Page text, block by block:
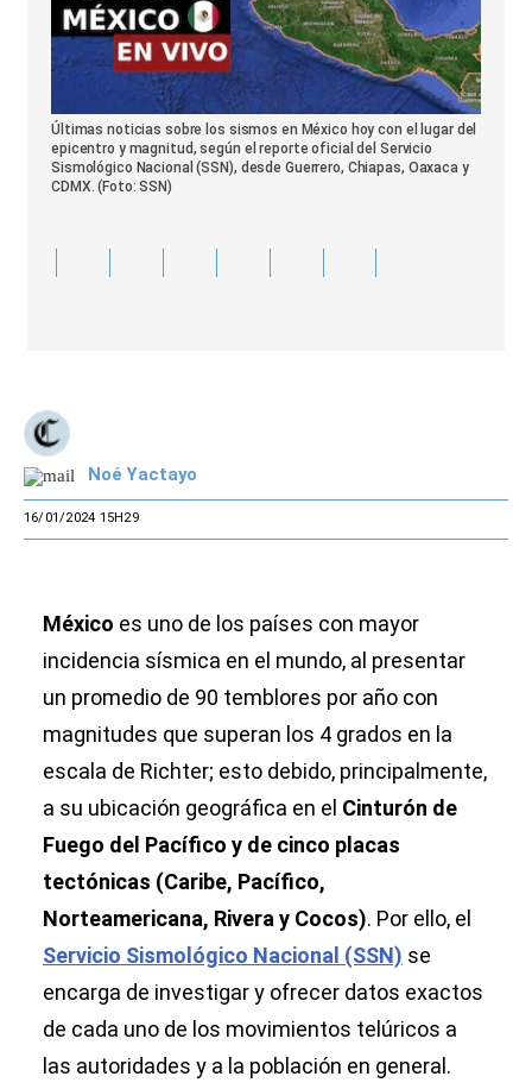
Últimas noticias sobre los sismos en México hoy con el lugar del
epicentro y magnitud, según el reporte oficial del Servicio
Sismológico Nacional (SSN), desde Guerrero, Chiapas, Oaxaca y
CDMX. (Foto: SSN)
Noé Yactayo
16/01/2024 15H29
México es uno de los países con mayor
incidencia sísmica en el mundo, al presentar
un promedio de 90 temblores por año con
magnitudes que superan los 4 grados en la
escala de Richter; esto debido, principalmente,
a su ubicación geográfica en el Cinturón de
Fuego del Pacífico y de cinco placas
tectónicas (Caribe, Pacífico,
Norteamericana, Rivera y Cocos). Por ello, el
Servicio Sismológico Nacional (SSN) se
encarga de investigar y ofrecer datos exactos
de cada uno de los movimientos telúricos a
las autoridades y a la población en general.